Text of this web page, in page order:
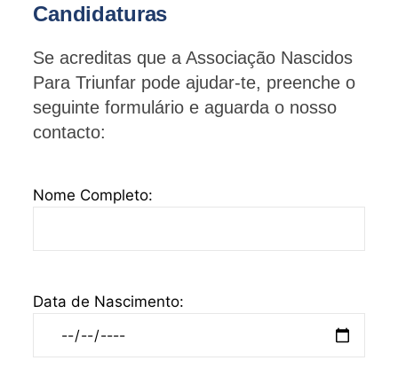
Candidaturas
Se acreditas que a Associação Nascidos
Para Triunfar pode ajudar-te, preenche o
seguinte formulário e aguarda o nosso
contacto:
Nome Completo:
Data de Nascimento: